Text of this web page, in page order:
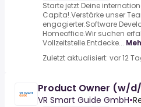
Starte jetzt Deine
Capita!.Verstärke unser
engagierter.Software
Homeoffice.Wir suchen
Vollzeitstelle.Entdecke...
Zuletzt aktualisiert: vor 12
Product Owner (w/
VR Smart Guide GmbH•